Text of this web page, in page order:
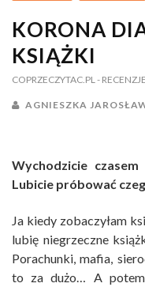
KORONA
KSIĄŻKI
COPRZECZYTAC.PL - RECENZJE
AGNIESZKA
Wychodzicie
Lubicie próbować
Ja kiedy zobaczyłam
lubię niegrzeczne
Porachunki, mafia,
to za dużo… A potem